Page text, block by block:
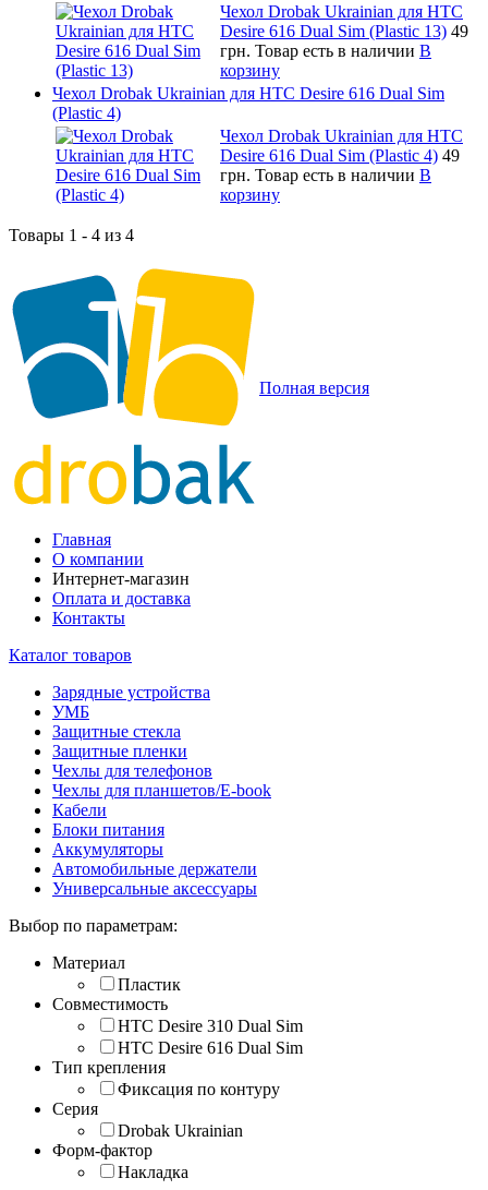
Чехол Drobak Ukrainian для HTC
Desire 616 Dual Sim (Plastic 13) 49
грн. Товар есть в наличии В
корзину
Чехол Drobak Ukrainian для HTC Desire 616 Dual Sim
(Plastic 4)
Чехол Drobak Ukrainian для HTC
Desire 616 Dual Sim (Plastic 4) 49
грн. Товар есть в наличии В
корзину
Товары 1 - 4 из 4
Полная версия
Главная
О компании
Интернет-магазин
Оплата и доставка
Контакты
Каталог товаров
Зарядные устройства
УМБ
Защитные стекла
Защитные пленки
Чехлы для телефонов
Чехлы для планшетов/E-book
Кабели
Блоки питания
Аккумуляторы
Автомобильные держатели
Универсальные аксессуары
Выбор по параметрам:
Материал
Пластик
Совместимость
HTC Desire 310 Dual Sim
HTC Desire 616 Dual Sim
Тип крепления
Фиксация по контуру
Серия
Drobak Ukrainian
Форм-фактор
Накладка